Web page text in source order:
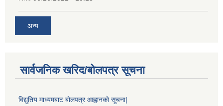
अन्य
सार्वजनिक खरिद/बोलपत्र सूचना
विद्युतिय माध्यमबाट बोलपत्र आह्वानको सूचना|